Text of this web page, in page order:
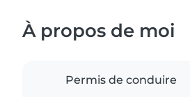
À propos de moi
Permis de conduire